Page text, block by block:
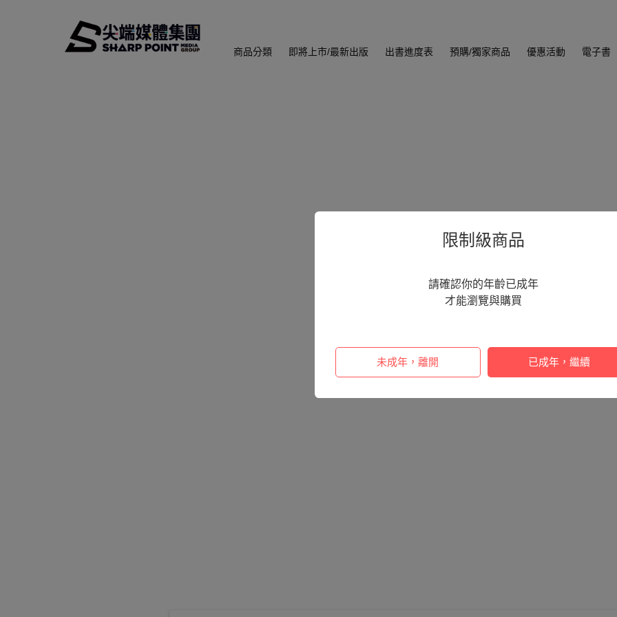
限制級商品
請確認你的年齡已成年
才能瀏覽與購買
未成年，離開 已成年，繼續
商品分類 即將上市/最新出版 出書進度表 預購/獨家商品 優惠活動 電子書